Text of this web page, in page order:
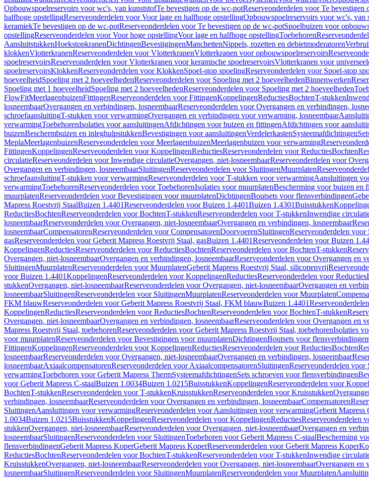
Opbouwspoelreservoirs voor wc's, van kunststofTe bevestigen op de wc-potReserveonderdelen voor Te bevestigen
halfhoge opstellingReserveonderdelen voor Voor lage en halfhoge opstellingOpbouwspoelreservoirs voor wc's, van
keramiekTe bevestigen op de wc-potReserveonderdelen voor Te bevestigen op de wc-potSpoelbuizen voor
opstellingReserveonderdelen voor Voor hoge opstellingVoor lage en halfhoge opstellingToebehoren
AansluitstukkenHoekstopkranenDichtingenBevestigingenManchettenNippels, rozetten en debietmoderatoren
klokkenVlotterkranenReserveonderdelen voor VlotterkranenVlotterkranen voor opbouwspoelreservoirs
spoelreservoirsReserveonderdelen voor Vlotterkranen voor keramische spoelreservoirsVlotterkranen voor
spoelreservoirsKlokkenReserveonderdelen voor KlokkenSpoel-stop spoelingReserveonderdelen voor Spoel-stop
hoeveelheidSpoeling met 2 hoeveelhedenReserveonderdelen voor Spoeling met 2 hoeveelhedenBinnenwerken
Spoeling met 1 hoeveelheidSpoeling met 2 hoeveelhedenReserveonderdelen voor Spoeling met 2 hoeveelheden
FlowFitMeerlagenbuizenFittingenReserveonderdelen voor FittingenKoppelingenReductiesBochtenT-stukken
losneembaarOvergangen en verbindingen, losneembaarReserveonderdelen voor Overgangen en verbindingen,
schroefaansluitingT-stukken voor verwarmingOvergangen en verbindingen voor verwarming, losneembaar
verwarmingToebehorenIsolaties voor aansluitingenAfdichtingen voor buizen en fittingenAfdichtingen voor
buizenBeschermbuizen en inleghulpstukkenBevestigingen voor aansluitingenVerdelerkastenSysteemafdichtingen
MeplaMeerlagenbuizenReserveonderdelen voor MeerlagenbuizenMeerlagenbuizen voor verwarming
FittingenKoppelingenReserveonderdelen voor KoppelingenReductiesReserveonderdelen voor ReductiesBochten
circulatieReserveonderdelen voor Inwendige circulatieOvergangen, niet-losneembaarReserveonderdelen voor
Overgangen en verbindingen, losneembaarSluitingenReserveonderdelen voor SluitingenMuurplaten
schroefaansluitingT-stukken voor verwarmingReserveonderdelen voor T-stukken voor verwarmingAansluitingen
verwarmingToebehorenReserveonderdelen voor ToebehorenIsolaties voor muurplatenBescherming voor buizen en
muurplatenReserveonderdelen voor Bevestigingen voor muurplatenDichtingenBoutsets voor flensverbindingen
Mapress Roestvrij StaalBuizen 1.4401Reserveonderdelen voor Buizen 1.4401Buizen 1.4301Buisstukken
ReductiesBochtenReserveonderdelen voor BochtenT-stukkenReserveonderdelen voor T-stukkenInwendige
losneembaarReserveonderdelen voor Overgangen, niet-losneembaarOvergangen en verbindingen, losneembaar
losneembaarCompensatorenReserveonderdelen voor CompensatorenDoorvoerenSluitingenReserveonderdelen voor
gasReserveonderdelen voor Geberit Mapress Roestvrij Staal, gasBuizen 1.4401Reserveonderdelen voor Buizen
KoppelingenReductiesReserveonderdelen voor ReductiesBochtenReserveonderdelen voor BochtenT-stukken
Overgangen, niet-losneembaarOvergangen en verbindingen, losneembaarReserveonderdelen voor Overgangen en
SluitingenMuurplatenReserveonderdelen voor MuurplatenGeberit Mapress Roestvrij Staal, siliconenvrij
voor Buizen 1.4401KoppelingenReserveonderdelen voor KoppelingenReductiesReserveonderdelen voor Reducties
stukkenOvergangen, niet-losneembaarReserveonderdelen voor Overgangen, niet-losneembaarOvergangen en
losneembaarSluitingenReserveonderdelen voor SluitingenMuurplatenReserveonderdelen voor Muurplaten
FKM blauwReserveonderdelen voor Geberit Mapress Roestvrij Staal, FKM blauwBuizen 1.4401
KoppelingenReductiesReserveonderdelen voor ReductiesBochtenReserveonderdelen voor BochtenT-stukken
Overgangen, niet-losneembaarOvergangen en verbindingen, losneembaarReserveonderdelen voor Overgangen en
Mapress Roestvrij Staal, toebehorenReserveonderdelen voor Geberit Mapress Roestvrij Staal, toebehorenIsolaties
voor muurplatenReserveonderdelen voor Bevestigingen voor muurplatenDichtingenBoutsets voor flensverbindingen
FittingenKoppelingenReserveonderdelen voor KoppelingenReductiesReserveonderdelen voor ReductiesBochten
losneembaarReserveonderdelen voor Overgangen, niet-losneembaarOvergangen en verbindingen, losneembaar
losneembaarAxiaalcompensatorenReserveonderdelen voor AxiaalcompensatorenSluitingenReserveonderdelen voor
verwarmingToebehoren voor Geberit Mapress ThermSysteemafdichtingenSets schroeven voor flensverbindingen
voor Geberit Mapress C-staalBuizen 1.0034Buizen 1.0215BuisstukkenKoppelingenReserveonderdelen voor
BochtenT-stukkenReserveonderdelen voor T-stukkenKruisstukkenReserveonderdelen voor Kruisstukken
verbindingen, losneembaarReserveonderdelen voor Overgangen en verbindingen, losneembaarCompensatoren
SluitingenAansluitingen voor verwarmingReserveonderdelen voor Aansluitingen voor verwarmingGeberit
1.0034Buizen 1.0215BuisstukkenKoppelingenReserveonderdelen voor KoppelingenReductiesReserveonderdelen
stukkenOvergangen, niet-losneembaarReserveonderdelen voor Overgangen, niet-losneembaarOvergangen en
losneembaarSluitingenReserveonderdelen voor SluitingenToebehoren voor Geberit Mapress C-staalBescherming
flensverbindingenGeberit Mapress KoperGeberit Mapress KoperReserveonderdelen voor Geberit Mapress Koper
ReductiesBochtenReserveonderdelen voor BochtenT-stukkenReserveonderdelen voor T-stukkenInwendige
KruisstukkenOvergangen, niet-losneembaarReserveonderdelen voor Overgangen, niet-losneembaarOvergangen en
losneembaarSluitingenReserveonderdelen voor SluitingenMuurplatenReserveonderdelen voor Muurplaten